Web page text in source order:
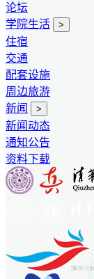
论坛
学院生活
>
住宿
交通
配套设施
周边旅游
新闻
>
新闻动态
通知公告
资料下载